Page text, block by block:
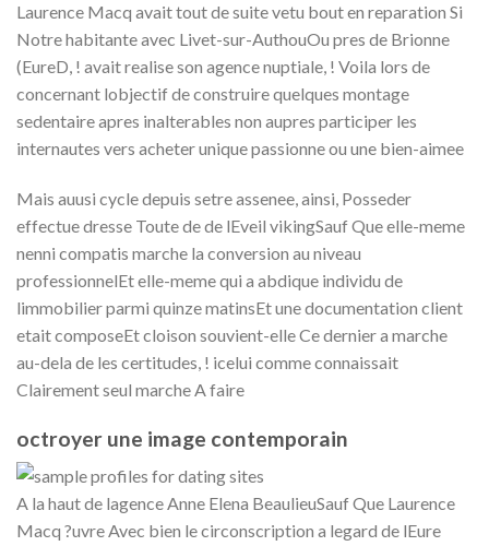
Laurence Macq avait tout de suite vetu bout en reparation Si
Notre habitante avec Livet-sur-AuthouOu pres de Brionne
(EureD, ! avait realise son agence nuptiale, ! Voila lors de
concernant lobjectif de construire quelques montage
sedentaire apres inalterables non aupres participer les
internautes vers acheter unique passionne ou une bien-aimee
Mais auusi cycle depuis setre assenee, ainsi, Posseder
effectue dresse Toute de de lEveil vikingSauf Que elle-meme
nenni compatis marche la conversion au niveau
professionnelEt elle-meme qui a abdique individu de
limmobilier parmi quinze matinsEt une documentation client
etait composeEt cloison souvient-elle Ce dernier a marche
au-dela de les certitudes, ! icelui comme connaissait
Clairement seul marche A faire
octroyer une image contemporain
A la haut de lagence Anne Elena BeaulieuSauf Que Laurence
Macq ?uvre Avec bien le circonscription a legard de lEure